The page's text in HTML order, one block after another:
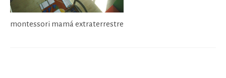
montessori mamá extraterrestre